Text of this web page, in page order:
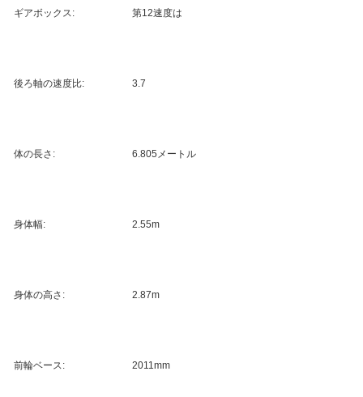
ギアボックス: 第12速度は
後ろ軸の速度比: 3.7
体の長さ: 6.805メートル
身体幅: 2.55m
身体の高さ: 2.87m
前輪ベース: 2011mm